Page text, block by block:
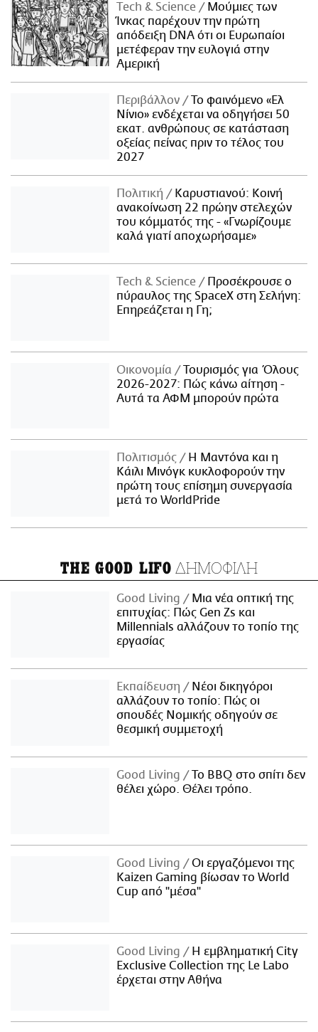
Τech & Science
Μούμιες των
Ίνκας παρέχουν την πρώτη
απόδειξη DNA ότι οι Ευρωπαίοι
μετέφεραν την ευλογιά στην
Αμερική
Περιβάλλον
Το φαινόμενο «Ελ
Νίνιο» ενδέχεται να οδηγήσει 50
εκατ. ανθρώπους σε κατάσταση
οξείας πείνας πριν το τέλος του
2027
Πολιτική
Καρυστιανού: Κοινή
ανακοίνωση 22 πρώην στελεχών
του κόμματός της - «Γνωρίζουμε
καλά γιατί αποχωρήσαμε»
Τech & Science
Προσέκρουσε ο
πύραυλος της SpaceX στη Σελήνη:
Επηρεάζεται η Γη;
Οικονομία
Τουρισμός για Όλους
2026-2027: Πώς κάνω αίτηση -
Αυτά τα ΑΦΜ μπορούν πρώτα
Πολιτισμός
Η Μαντόνα και η
Κάιλι Μινόγκ κυκλοφορούν την
πρώτη τους επίσημη συνεργασία
μετά το WorldPride
THE GOOD LIFO ΔΗΜΟΦΙΛΗ
Good Living
Μια νέα οπτική της
επιτυχίας: Πώς Gen Zs και
Millennials αλλάζουν το τοπίο της
εργασίας
Εκπαίδευση
Νέοι δικηγόροι
αλλάζουν το τοπίο: Πώς οι
σπουδές Νομικής οδηγούν σε
θεσμική συμμετοχή
Good Living
Το BBQ στο σπίτι δεν
θέλει χώρο. Θέλει τρόπο.
Good Living
Οι εργαζόμενοι της
Kaizen Gaming βίωσαν το World
Cup από "μέσα"
Good Living
Η εμβληματική City
Exclusive Collection της Le Labo
έρχεται στην Αθήνα